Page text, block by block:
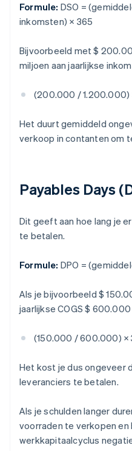
Formule: DSO =
inkomsten) × 365
Bijvoorbeeld met $
miljoen aan jaarlijkse
(200.000 / 1.200.000)
Het duurt gemiddeld
verkoop in contanten om
Payables Days
Dit geeft aan hoe lang je
te betalen.
Formule: DPO =
Als je bijvoorbeeld $
jaarlijkse COGS $ 600.000
(150.000 / 600.000) ×
Het kost je dus ongeveer
leveranciers te betalen.
Als je schulden langer
voorraden te verkopen
werkkapitaalcyclus